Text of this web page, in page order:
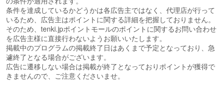
条件を達成しているかどうかは各広告主ではなく、代理店が行って
いるため、広告主はポイントに関する詳細を把握しておりません。
そのため、tenki.jpポイントモールのポイントに関するお問い合わせ
を広告主様に直接行わないようお願いいたします。
掲載中のプログラムの掲載終了日はあくまで予定となっており、急
遽終了となる場合がございます。
広告に遷移しない場合は掲載が終了となっておりポイントが獲得で
きませんので、ご注意くださいませ。